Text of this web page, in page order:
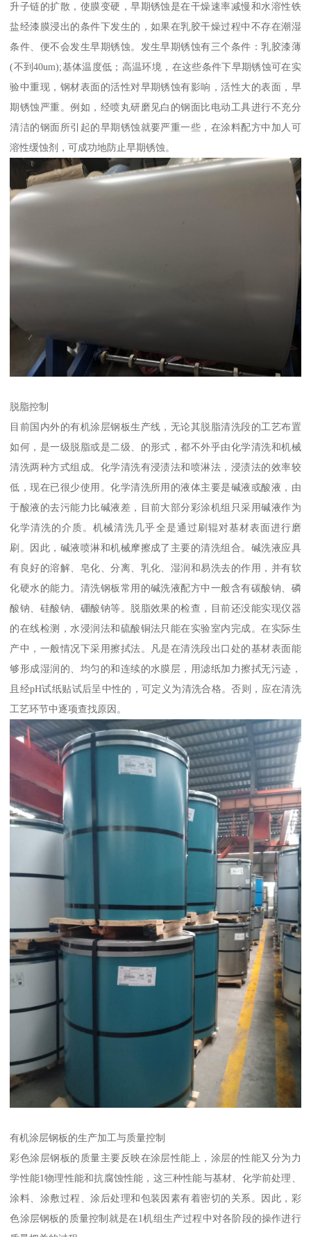
升子链的扩散，使膜变硬，早期锈蚀是在干燥速率减慢和水溶性铁
盐经漆膜浸出的条件下发生的，如果在乳胶干燥过程中不存在潮湿
条件、便不会发生早期锈蚀。发生早期锈蚀有三个条件：乳胶漆薄
(不到40um);基体温度低；高温环境，在这些条件下早期锈蚀可在实
验中重现，钢材表面的活性对早期锈蚀有影响，活性大的表面，早
期锈蚀严重。例如，经喷丸研磨见白的钢面比电动工具进行不充分
清洁的钢面所引起的早期锈蚀就要严重一些，在涂料配方中加人可
溶性缓蚀剂，可成功地防止早期锈蚀。
脱脂控制
目前国内外的有机涂层钢板生产线，无论其脱脂清洗段的工艺布置
如何，是一级脱脂或是二级、的形式，都不外乎由化学清洗和机械
清洗两种方式组成。化学清洗有浸渍法和喷淋法，浸渍法的效率较
低，现在已很少使用。化学清洗所用的液体主要是碱液或酸液，由
于酸液的去污能力比碱液差，目前大部分彩涂机组只采用碱液作为
化学清洗的介质。机械清洗几乎全是通过刷辊对基材表面进行磨
刷。因此，碱液喷淋和机械摩擦成了主要的清洗组合。碱洗液应具
有良好的溶解、皂化、分离、乳化、湿润和易洗去的作用，并有软
化硬水的能力。清洗钢板常用的碱洗液配方中一般含有碳酸钠、磷
酸钠、硅酸钠、硼酸钠等。脱脂效果的检查，目前还没能实现仪器
的在线检测，水浸润法和硫酸铜法只能在实验室内完成。在实际生
产中，一般情况下采用擦拭法。凡是在清洗段出口处的基材表面能
够形成湿润的、均匀的和连续的水膜层，用滤纸加力擦拭无污迹，
且经pH试纸贴试后呈中性的，可定义为清洗合格。否则，应在清洗
工艺环节中逐项查找原因。
有机涂层钢板的生产加工与质量控制
彩色涂层钢板的质量主要反映在涂层性能上，涂层的性能又分为力
学性能1物理性能和抗腐蚀性能，这三种性能与基材、化学前处理、
涂料、涂敷过程、涂后处理和包装因素有着密切的关系。因此，彩
色涂层钢板的质量控制就是在1机组生产过程中对各阶段的操作进行